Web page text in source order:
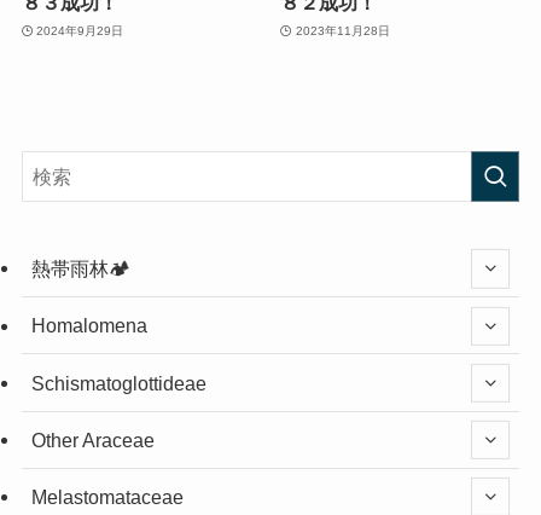
2024年9月29日 2023年11月28日
熱帯雨林🏕️
Homalomena
Schismatoglottideae
Other Araceae
Melastomataceae